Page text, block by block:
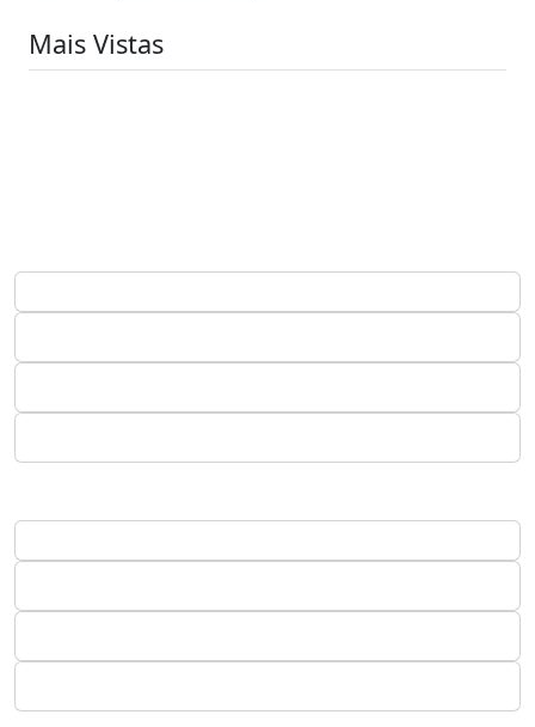
Mais Vistas